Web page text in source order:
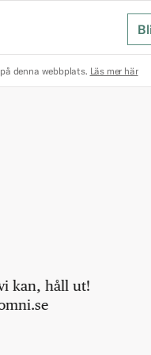
denna webbplats. Läs mer här
kan, håll ut!